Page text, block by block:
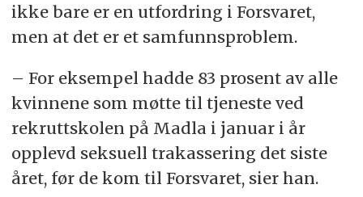
ikke bare er en utfordring i Forsvaret,
men at det er et samfunnsproblem.
– For eksempel hadde 83 prosent av alle
kvinnene som møtte til tjeneste ved
rekruttskolen på Madla i januar i år
opplevd seksuell trakassering det siste
året, før de kom til Forsvaret, sier han.